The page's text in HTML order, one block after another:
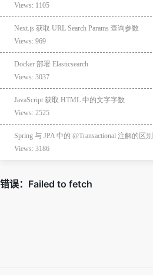
Views: 1105
Next.js 获取 URL Search Params 查询参数
Views: 969
Docker 部署 Elasticsearch
Views: 3037
JavaScript 获取 HTML 中的文字字数
Views: 2525
Spring 与 JPA 中的 @Transactional 注解的区别
Views: 3186